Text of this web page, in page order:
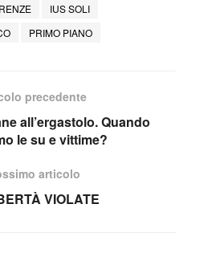
IUS SOLI
PRIMO PIANO
precedente
all’ergastolo. Quando
le su e vittime?
articolo
VIOLATE